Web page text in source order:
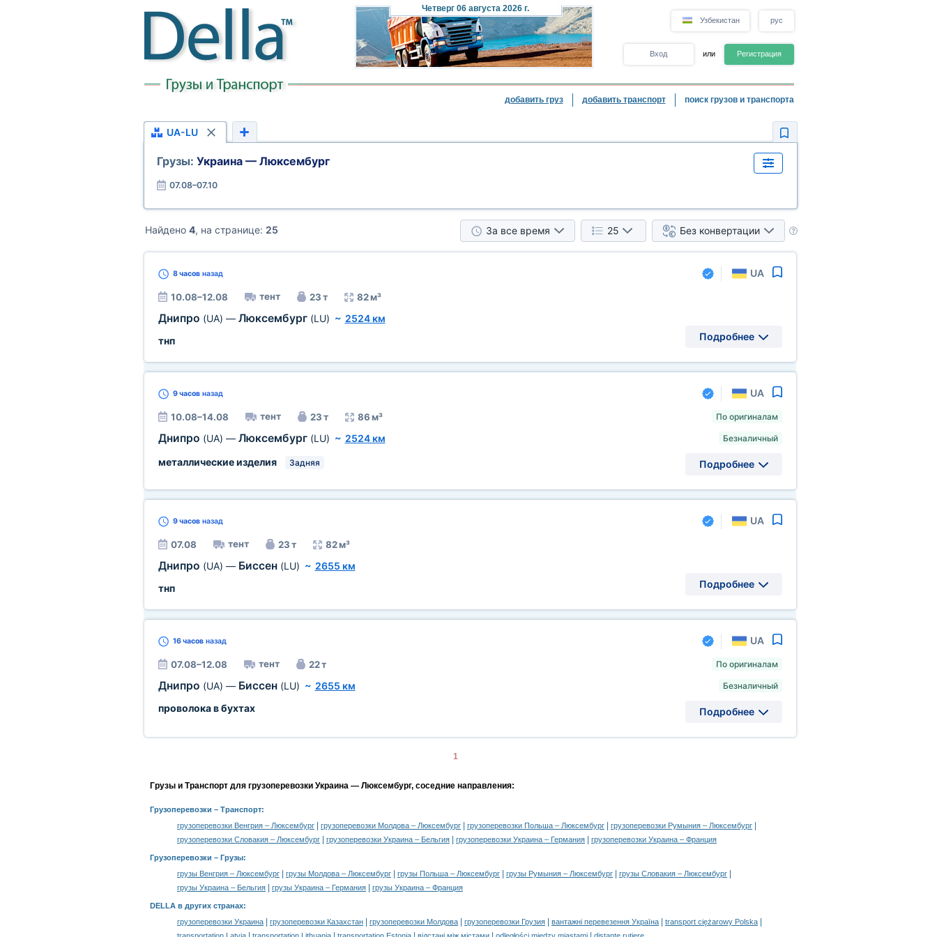
Четверг 06 августа 2026 г.
Узбекистан рус
Вход или Регистрация
добавить груз добавить транспорт поиск грузов и транспорта
UA-LU
Грузы: Украина — Люксембург
07.08–07.10
Найдено 4, на странице: 25 За все время 25 Без конвертации
8 часовназад UA
10.08–12.08 тент 23 т 82 м³
Днипро (UA) — Люксембург (LU) ~ 2524 км
тнп
Подробнее
9 часовназад UA
10.08–14.08 тент 23 т 86 м³
Днипро (UA) — Люксембург (LU) ~ 2524 км
металлические изделия
Задняя
По оригиналам
Безналичный
Подробнее
9 часовназад UA
07.08 тент 23 т 82 м³
Днипро (UA) — Биссен (LU) ~ 2655 км
тнп
Подробнее
16 часовназад UA
07.08–12.08 тент 22 т
Днипро (UA) — Биссен (LU) ~ 2655 км
проволока в бухтах
По оригиналам
Безналичный
Подробнее
1
Грузы и Транспорт для грузоперевозки Украина — Люксембург, соседние направления:
Грузоперевозки – Транспорт:
грузоперевозки Венгрия – Люксембург
грузоперевозки Молдова – Люксембург грузоперевозки Польша – Люксембург грузоперевозки Румыния – Люксембург
грузоперевозки Словакия – Люксембург грузоперевозки Украина – Бельгия грузоперевозки Украина – Германия грузоперевозки Украина – Франция
Грузоперевозки – Грузы:
грузы Венгрия – Люксембург
грузы Молдова – Люксембург грузы Польша – Люксембург грузы Румыния – Люксембург грузы Словакия – Люксембург
грузы Украина – Бельгия грузы Украина – Германия грузы Украина – Франция
DELLA в других странах:
грузоперевозки Украина
грузоперевозки Казахстан грузоперевозки Молдова грузоперевозки Грузия вантажні перевезення Україна transport ciężarowy Polska